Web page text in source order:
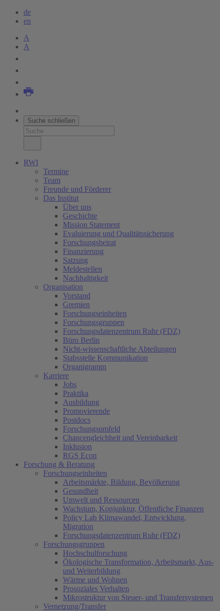
de
en
A
A
Suche schließen
RWI
Termine
Team
Freunde und Förderer
Das Institut
Über uns
Geschichte
Mission Statement
Evaluierung und Qualitätssicherung
Forschungsbeirat
Finanzierung
Satzung
Meldestellen
Nachhaltigkeit
Organisation
Vorstand
Gremien
Forschungseinheiten
Forschungsgruppen
Forschungsdatenzentrum Ruhr (FDZ)
Büro Berlin
Nicht-wissenschaftliche Abteilungen
Stabsstelle Kommunikation
Organigramm
Karriere
Jobs
Praktika
Ausbildung
Promovierende
Postdocs
Forschungsumfeld
Chancengleichheit und Vereinbarkeit
Inklusion
RGS Econ
Forschung & Beratung
Forschungseinheiten
Arbeitsmärkte, Bildung, Bevölkerung
Gesundheit
Umwelt und Ressourcen
Wachstum, Konjunktur, Öffentliche Finanzen
Policy Lab Klimawandel, Entwicklung,
Migration
Forschungsdatenzentrum Ruhr (FDZ)
Forschungsgruppen
Hochschulforschung
Ökologische Transformation, Arbeitsmarkt, Aus-
und Weiterbildung
Wärme und Wohnen
Prosoziales Verhalten
Mikrostruktur von Steuer- und Transfersystemen
Vernetzung/Transfer